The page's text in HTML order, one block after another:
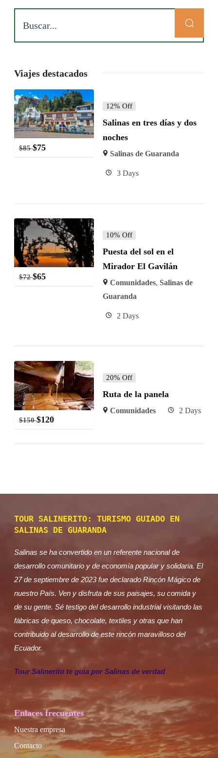
Viajes destacados
$85 $75
12% Off
Salinas en tres días y dos
noches
Salinas de Guaranda
3 Days
$72 $65
10% Off
Puesta del sol en el
Mirador El Gavilán
Comunidades, Salinas de
Guaranda
2 Days
$150 $120
20% Off
Ruta de la panela
Comunidades 2 Days
TOUR SALINERITO: TURISMO GUIADO EN
SALINAS DE GUARANDA
Salinas se ha convertido en un referente nacional de
desarrollo comunitario y de economía popular y solidaria. El
27 de septiembre de 2023 fue declarado Rincón Mágico de
nuestro País. Ven y disfruta de sus paisajes, su comida y
de su gente. Sé testigo del desarrollo industrial visitando las
fábricas de queso, chocolate, textiles y otras que han
contribuido al desarrollo de este rincón maravilloso del
Ecuador.
Tour Salinerito te guia por Salinas de verdad
Enlaces frecuentes
Nuestra empresa
Contacto